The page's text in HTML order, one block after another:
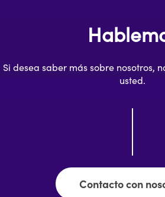
Si desea saber más sobre nosotros,
usted.
Contacto con